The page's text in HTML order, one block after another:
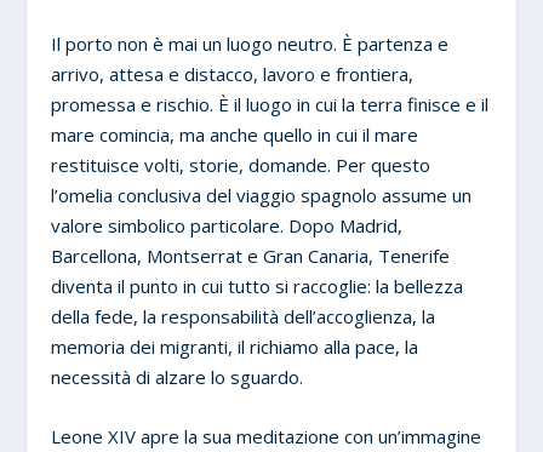
Il porto non è mai un luogo neutro. È partenza e
arrivo, attesa e distacco, lavoro e frontiera,
promessa e rischio. È il luogo in cui la terra finisce e il
mare comincia, ma anche quello in cui il mare
restituisce volti, storie, domande. Per questo
l’omelia conclusiva del viaggio spagnolo assume un
valore simbolico particolare. Dopo Madrid,
Barcellona, Montserrat e Gran Canaria, Tenerife
diventa il punto in cui tutto si raccoglie: la bellezza
della fede, la responsabilità dell’accoglienza, la
memoria dei migranti, il richiamo alla pace, la
necessità di alzare lo sguardo.
Leone XIV apre la sua meditazione con un’immagine